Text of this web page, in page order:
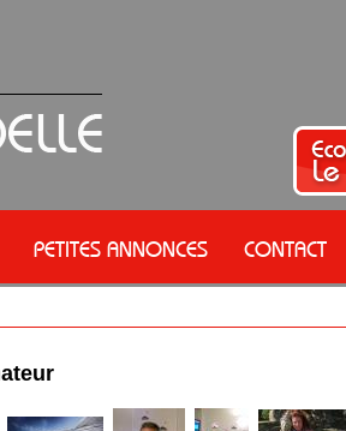
PETITES ANNONCES CONTACT